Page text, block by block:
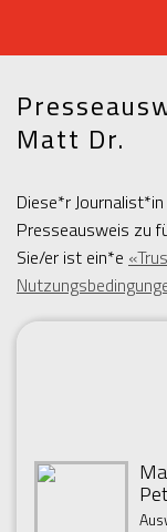
Matt Dr.
Diese*r
Presseausweis zu
Sie/er ist ein*e